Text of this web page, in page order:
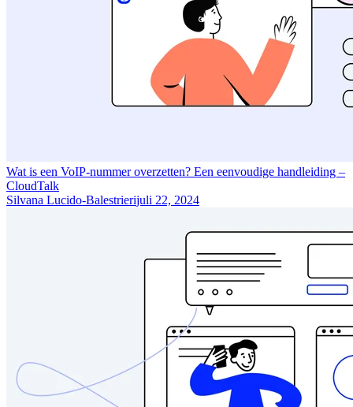
Wat is een VoIP-nummer overzetten? Een eenvoudige handleiding –
CloudTalk
Silvana Lucido-Balestrierijuli 22, 2024